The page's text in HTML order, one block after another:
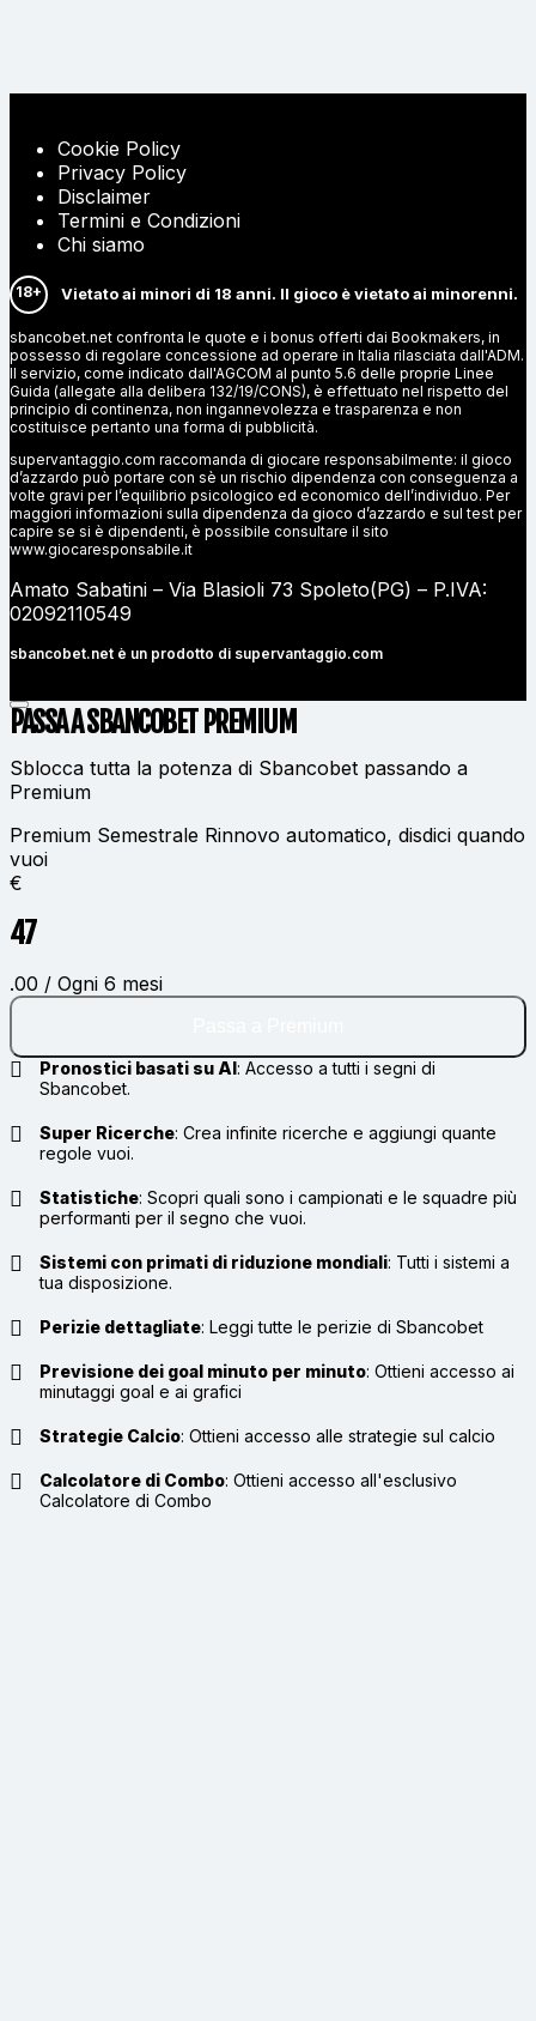
Cookie Policy
Privacy Policy
Disclaimer
Termini e Condizioni
Chi siamo
18+ Vietato ai minori di 18 anni. Il gioco è vietato ai minorenni.
sbancobet.net confronta le quote e i bonus offerti dai Bookmakers, in
possesso di regolare concessione ad operare in Italia rilasciata dall'ADM.
Il servizio, come indicato dall'AGCOM al punto 5.6 delle proprie Linee
Guida (allegate alla delibera 132/19/CONS), è effettuato nel rispetto del
principio di continenza, non ingannevolezza e trasparenza e non
costituisce pertanto una forma di pubblicità.
supervantaggio.com raccomanda di giocare responsabilmente: il gioco
d’azzardo può portare con sè un rischio dipendenza con conseguenza a
volte gravi per l’equilibrio psicologico ed economico dell’individuo. Per
maggiori informazioni sulla dipendenza da gioco d’azzardo e sul test per
capire se si è dipendenti, è possibile consultare il sito
www.giocaresponsabile.it
Amato Sabatini – Via Blasioli 73 Spoleto(PG) – P.IVA:
02092110549
sbancobet.net è un prodotto di supervantaggio.com
PASSA A SBANCOBET PREMIUM
Sblocca tutta la potenza di Sbancobet passando a
Premium
Premium Semestrale Rinnovo automatico, disdici quando
vuoi
€
47
.00 / Ogni 6 mesi
Pronostici basati su AI: Accesso a tutti i segni di
Sbancobet.
Super Ricerche: Crea infinite ricerche e aggiungi quante
regole vuoi.
Statistiche: Scopri quali sono i campionati e le squadre più
performanti per il segno che vuoi.
Sistemi con primati di riduzione mondiali: Tutti i sistemi a
tua disposizione.
Perizie dettagliate: Leggi tutte le perizie di Sbancobet
Previsione dei goal minuto per minuto: Ottieni accesso ai
minutaggi goal e ai grafici
Strategie Calcio: Ottieni accesso alle strategie sul calcio
Calcolatore di Combo: Ottieni accesso all'esclusivo
Calcolatore di Combo